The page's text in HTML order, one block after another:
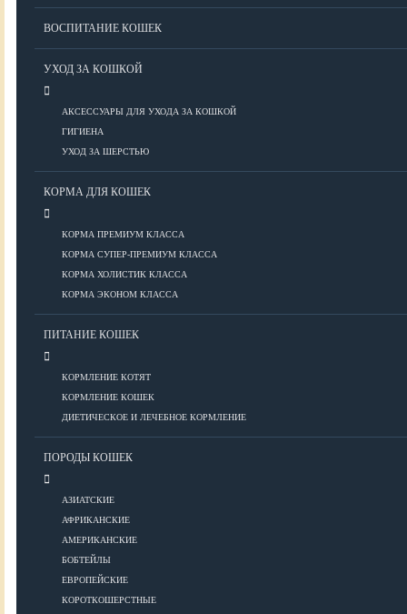
ВОСПИТАНИЕ КОШЕК
УХОД ЗА КОШКОЙ
АКСЕССУАРЫ ДЛЯ УХОДА ЗА КОШКОЙ
ГИГИЕНА
УХОД ЗА ШЕРСТЬЮ
КОРМА ДЛЯ КОШЕК
КОРМА ПРЕМИУМ КЛАССА
КОРМА СУПЕР-ПРЕМИУМ КЛАССА
КОРМА ХОЛИСТИК КЛАССА
КОРМА ЭКОНОМ КЛАССА
ПИТАНИЕ КОШЕК
КОРМЛЕНИЕ КОТЯТ
КОРМЛЕНИЕ КОШЕК
ДИЕТИЧЕСКОЕ И ЛЕЧЕБНОЕ КОРМЛЕНИЕ
ПОРОДЫ КОШЕК
АЗИАТСКИЕ
АФРИКАНСКИЕ
АМЕРИКАНСКИЕ
БОБТЕЙЛЫ
ЕВРОПЕЙСКИЕ
КОРОТКОШЕРСТНЫЕ
Кожные заболевания
Диагностика у кошек
Препараты для кошек
Роды кошек
Аксессуары для ухода
Гигиена
Уход за шерстью
Корма премиум класса
Корма супер-премиум класса
Корма холистик класса